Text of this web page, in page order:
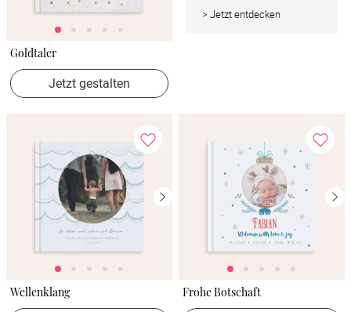
Goldtaler
Jetzt gestalten
> Jetzt entdecken
Wellenklang Frohe Botschaft